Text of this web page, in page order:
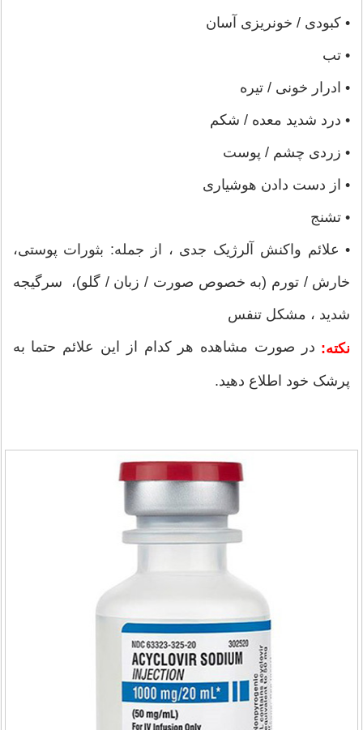
• کبودی / خونریزی آسان
• تب
• ادرار خونی / تیره
• درد شدید معده / شکم
• زردی چشم / پوست
• از دست دادن هوشیاری
• تشنج
• علائم واکنش آلرژیک جدی ، از جمله: بثورات پوستی،
خارش / تورم (به خصوص صورت / زبان / گلو)، سرگیجه
شدید ، مشکل تنفس
نکته: در صورت مشاهده هر کدام از این علائم حتما به
پرشک خود اطلاع دهید.